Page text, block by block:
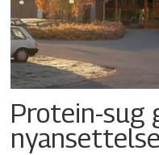
Protein-sug